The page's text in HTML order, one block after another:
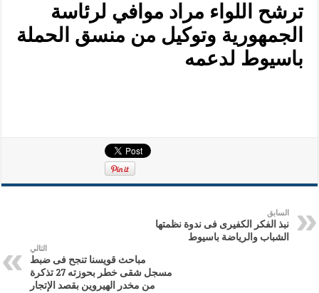
ترشح اللواء مراد موافي لرئاسة
الجمهورية وتوكيل من منسق الحملة
باسيوط لدعمه
السابق
نبذ الفكر الكفيرى فى ندوة نظمتها
الشباب والرياضة باسيوط
التالي
مباحث قويسنا تنجح فى ضبط
مسجل شقى خطر بحوزته 27 تذكرة
من مخدر الهيروين بقصد الإتجار